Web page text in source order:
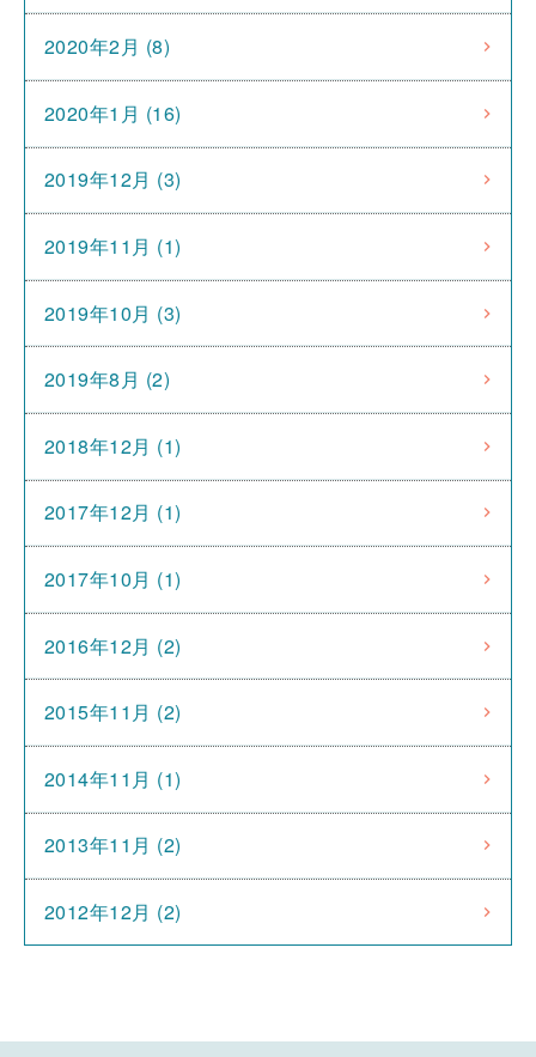
2020年2月 (8)
2020年1月 (16)
2019年12月 (3)
2019年11月 (1)
2019年10月 (3)
2019年8月 (2)
2018年12月 (1)
2017年12月 (1)
2017年10月 (1)
2016年12月 (2)
2015年11月 (2)
2014年11月 (1)
2013年11月 (2)
2012年12月 (2)